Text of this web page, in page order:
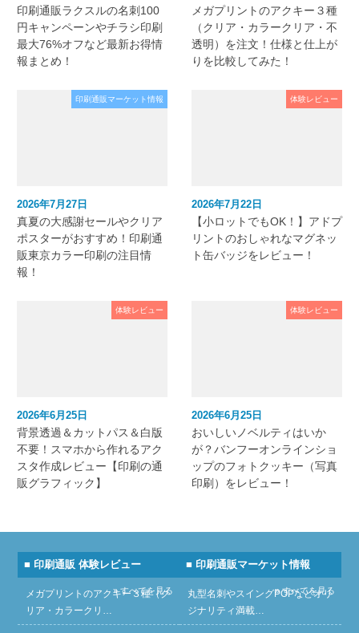
印刷通販ラクスルの名刺100
円キャンペーンやチラシ印刷
最大76%オフなど最新お得情
報まとめ！
メガプリントのアクキー３種
（クリア・カラークリア・不
透明）を注文！仕様と仕上が
りを比較してみた！
印刷通販マーケット情報
2026年7月27日
真夏の大感謝セールやクリア
ポスターがおすすめ！印刷通
販東京カラー印刷の注目情
報！
体験レビュー
2026年7月22日
【小ロットでもOK！】アドプ
リントのおしゃれなマグネッ
ト缶バッジをレビュー！
体験レビュー
2026年6月25日
背景透過＆カットパス＆白版
不要！スマホから作れるアク
スタ作成レビュー【印刷の通
販グラフィック】
体験レビュー
2026年6月25日
おいしいノベルティはいか
が？バンフーオンラインショ
ップのフォトクッキー（写真
印刷）をレビュー！
■ 印刷通販 体験レビュー
» すべてを見る
メガプリントのアクキー３種（ク
リア・カラークリ…
■ 印刷通販マーケット情報
» すべてを見る
丸型名刺やスイングPOPなどオリ
ジナリティ満載…